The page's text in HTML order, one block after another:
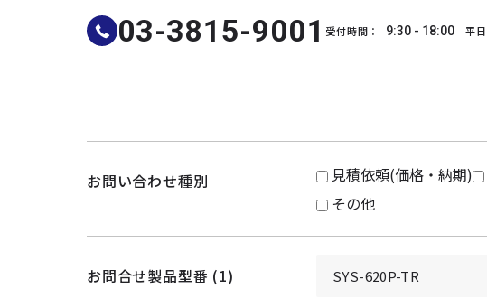
03-3815-9001 受付時間： 9:30 - 18:00 平日
お問い合わせ種別 見積依頼(価格・納期)
その他
お問合せ製品型番 (1)